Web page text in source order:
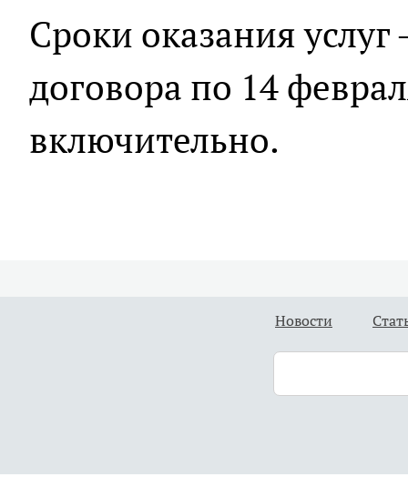
Сроки оказания
договора по 14
включительно.
Новости